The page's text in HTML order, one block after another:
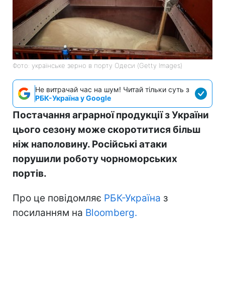
Фото: українське зерно в порту Одеси (Getty Images)
Не витрачай час на шум! Читай тільки суть з
РБК-Україна у Google
Постачання аграрної продукції з України
цього сезону може скоротитися більш
ніж наполовину. Російські атаки
порушили роботу чорноморських
портів.
Про це повідомляє РБК-Україна з
посиланням на Bloomberg.